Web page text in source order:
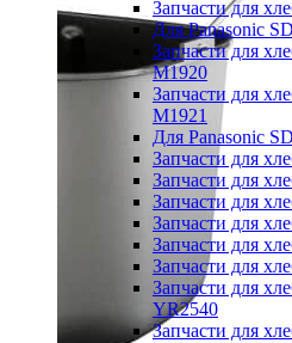
Запчасти для
Для Panasonic
Запчасти для
M1920
Запчасти для
M1921
Для Panasonic
Запчасти для
Запчасти для
Запчасти для
Запчасти для
Запчасти для
Запчасти для
Запчасти для
YR2540
Запчасти для